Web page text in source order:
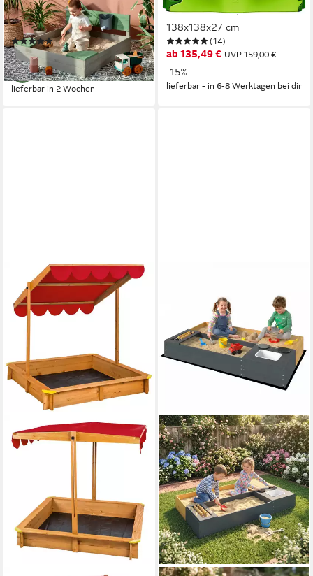
Sandkasten Cozy House,
warmgrau/eukalyptus
(1)
90,46 €
lieferbar in 2 Wochen
Sandkasten BIG, BxTxH:
138x138x27 cm
(14)
ab 135,49 € UVP 159,00 €
-15%
lieferbar - in 6-8 Werktagen bei dir